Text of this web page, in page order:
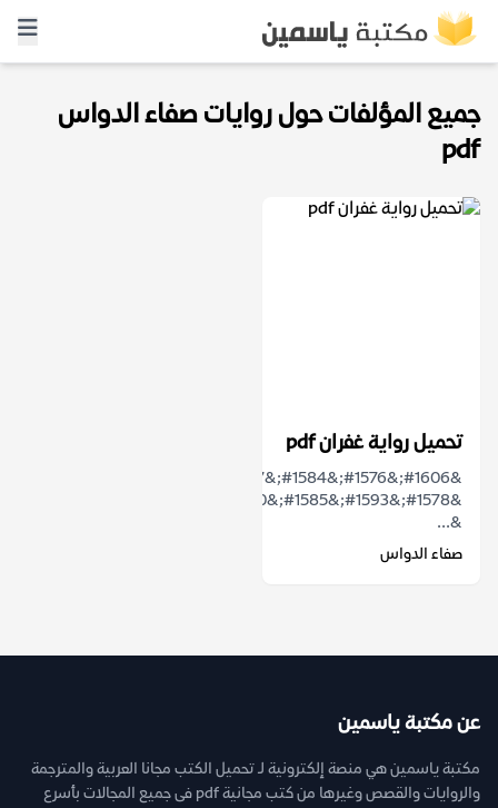
جميع المؤلفات حول روايات صفاء الدواس
pdf
تحميل رواية غفران pdf
&...
صفاء الدواس
عن مكتبة ياسمين
مكتبة ياسمين هي منصة إلكترونية لـ تحميل الكتب مجانا العربية والمترجمة
والروايات والقصص وغيرها من كتب مجانية pdf فى جميع المجالات بأسرع